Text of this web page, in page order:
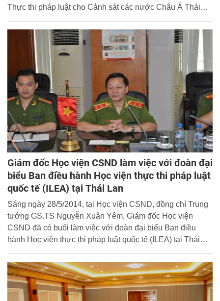
Thực thi pháp luật cho Cảnh sát các nước Châu Á Thái
Giám đốc Học viện CSND làm việc với đoàn đại
biểu Ban điều hành Học viện thực thi pháp luật
quốc tế (ILEA) tại Thái Lan
Sáng ngày 28/5/2014, tại Học viện CSND, đồng chí Trung
tướng GS.TS Nguyễn Xuân Yêm, Giám đốc Học viện
CSND đã có buổi làm việc với đoàn đại biểu Ban điều
hành Học viện thực thi pháp luật quốc tế (ILEA) tại Thái
ILEA làm trưởng đoàn. Cùng đi với đoàn có Tướng
Monthon Ngernwattana, Cảnh sát Hoàng gia Thái Lan;
Ông Thomas W.Eckert, Tùy viên An ninh Đại sứ quán Hoa
Kỳ; ông Tomas A.Mandl, cán bộ Phòng Chính trị ĐSQ Hoa